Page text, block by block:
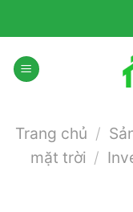
Trang chủ /
mặt trời /